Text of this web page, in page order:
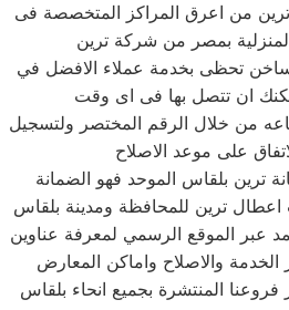
من اعرق المراكز المتخصصة فى
بمصر من شركة ترين
تحظى بخدمة عملاء الافضل في
ان تتصل بها فى اى وقت
من خلال الرقم المختصر ولتسجيل
على موعد الاصلاح
ترين بلقاس‏ الموحد فهو الضمانة
اعطال ترين للمحافظة ومدينة بلقاس‏
عبر الموقع الرسمي لمعرفة عناوين
الخدمة والاصلاح واماكن المعارض
فروعنا المنتشرة بجميع انحاء بلقاس‏